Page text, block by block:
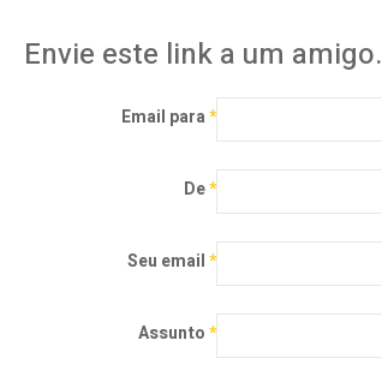
Envie este link a um amigo.
Email para*
De*
Seu email*
Assunto*